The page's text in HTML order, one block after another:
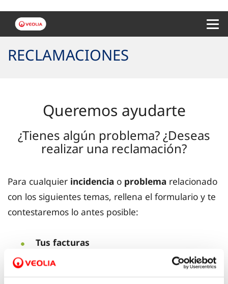
RECLAMACIONES
Queremos ayudarte
¿Tienes algún problema? ¿Deseas
realizar una reclamación?
Para cualquier incidencia o problema relacionado
con los siguientes temas, rellena el formulario y te
contestaremos lo antes posible:
Tus facturas
Tus contratos